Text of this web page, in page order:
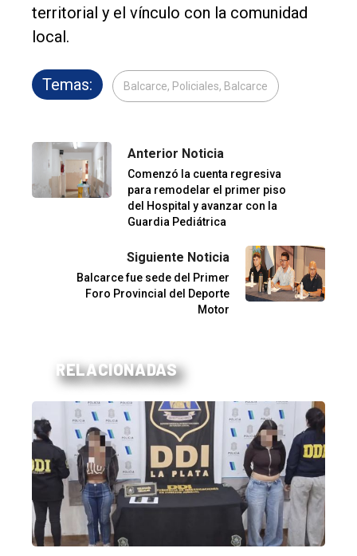
territorial y el vínculo con la comunidad
local.
Temas: Balcarce, Policiales, Balcarce
Anterior Noticia
Comenzó la cuenta regresiva
para remodelar el primer piso
del Hospital y avanzar con la
Guardia Pediátrica
Siguiente Noticia
Balcarce fue sede del Primer
Foro Provincial del Deporte
Motor
RELACIONADAS